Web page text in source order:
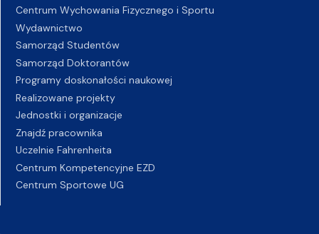
Centrum Wychowania Fizycznego i Sportu
Wydawnictwo
Samorząd Studentów
Samorząd Doktorantów
Programy doskonałości naukowej
Realizowane projekty
Jednostki i organizacje
Znajdź pracownika
Uczelnie Fahrenheita
Centrum Kompetencyjne EZD
Centrum Sportowe UG